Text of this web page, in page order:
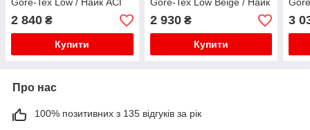
Gore-Tex Low / Найк АСГ
Тера Антарктик Низькі
Чорні з Білим
2 840 ₴
Купити
Gore-Tex Low Beige / Найк
АСГ Терра Антарктик
Низькі Бежеві
2 930₴
Купити
3
Про нас
100% позитивних з 135 відгуків за рік